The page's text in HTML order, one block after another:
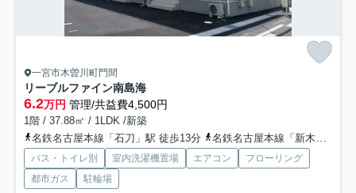
一宮市木曽川町門間
リーブルファイン南島海
6.2万円 管理/共益費4,500円
1階 / 37.88㎡ / 1LDK /新築
名鉄名古屋本線「石刀」駅 徒歩13分
名鉄名古屋本線「新木曽川」駅 徒歩24分
バス・トイレ別 室内洗濯機置場 エアコン
フローリング
都市ガス
駐輪場